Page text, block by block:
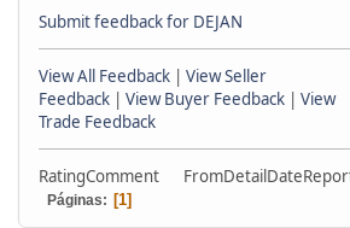
Submit feedback for DEJAN
View All Feedback | View Seller
Feedback | View Buyer Feedback | View
Trade Feedback
RatingComment FromDetailDate
Páginas 1